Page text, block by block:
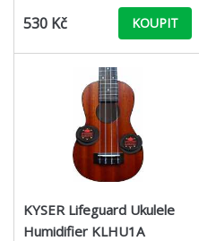
530 Kč KOUPIT
KYSER Lifeguard Ukulele
Humidifier KLHU1A